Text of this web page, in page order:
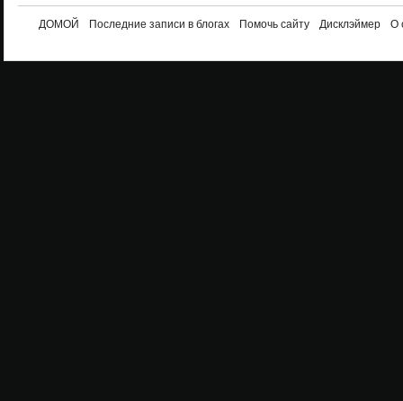
ДОМОЙ Последние записи в блогах Помочь сайту Дисклэймер О